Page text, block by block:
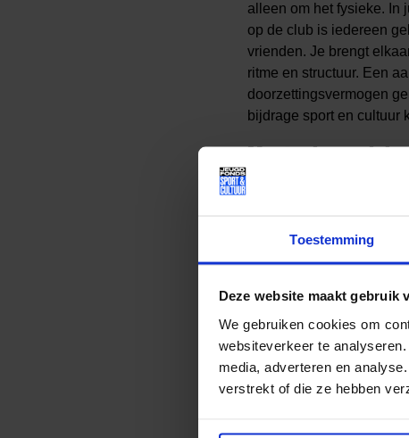
Toestemming
Deze website maakt gebruik
We gebruiken cookies om
websiteverkeer te
media, adverteren en
verstrekt of die ze hebben
alleen om het fysieke. In
op de club is iedereen
vrienden. Je brengt
ritme en structuur. Een
doorzettingsvermogen
bijdrage sport en cultuur
Maatschappelijk
aan het freestylen.
minder financiële
is het maar voor één
Inspiratieraad (MIR) van
beleidsmedewerker bij
Je bent niet de